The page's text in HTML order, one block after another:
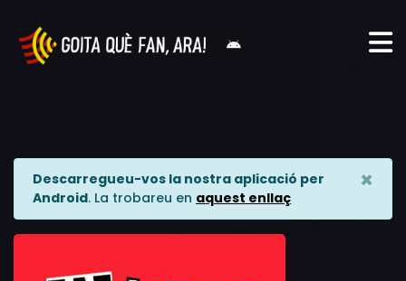
Descarregueu-vos la nostra aplicació per
Android. La trobareu en aquest enllaç
×